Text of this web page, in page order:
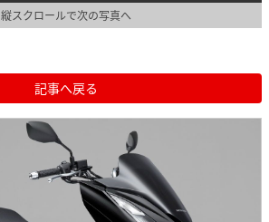
縦スクロールで次の写真へ
記事へ戻る